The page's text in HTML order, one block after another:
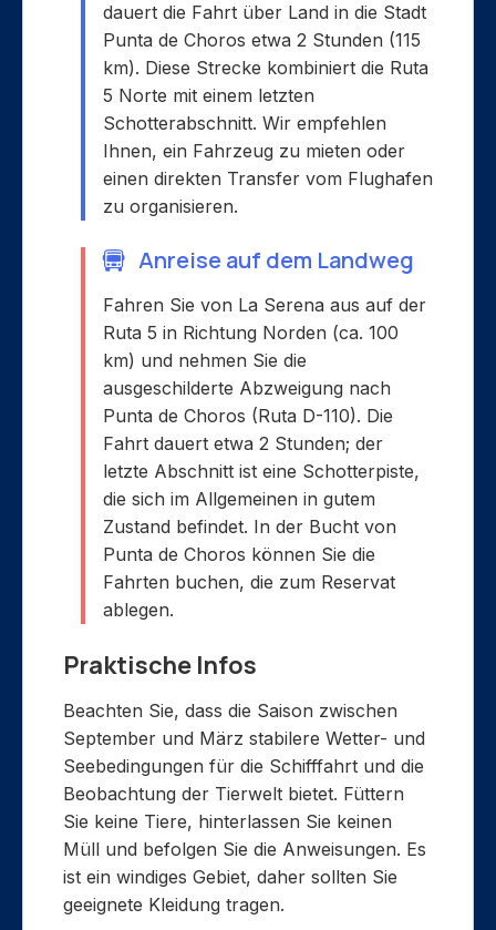
dauert die Fahrt über Land in die Stadt
Punta de Choros etwa 2 Stunden (115
km). Diese Strecke kombiniert die Ruta
5 Norte mit einem letzten
Schotterabschnitt. Wir empfehlen
Ihnen, ein Fahrzeug zu mieten oder
einen direkten Transfer vom Flughafen
zu organisieren.
Anreise auf dem Landweg
Fahren Sie von La Serena aus auf der
Ruta 5 in Richtung Norden (ca. 100
km) und nehmen Sie die
ausgeschilderte Abzweigung nach
Punta de Choros (Ruta D-110). Die
Fahrt dauert etwa 2 Stunden; der
letzte Abschnitt ist eine Schotterpiste,
die sich im Allgemeinen in gutem
Zustand befindet. In der Bucht von
Punta de Choros können Sie die
Fahrten buchen, die zum Reservat
ablegen.
Praktische Infos
Beachten Sie, dass die Saison zwischen
September und März stabilere Wetter- und
Seebedingungen für die Schifffahrt und die
Beobachtung der Tierwelt bietet. Füttern
Sie keine Tiere, hinterlassen Sie keinen
Müll und befolgen Sie die Anweisungen. Es
ist ein windiges Gebiet, daher sollten Sie
geeignete Kleidung tragen.